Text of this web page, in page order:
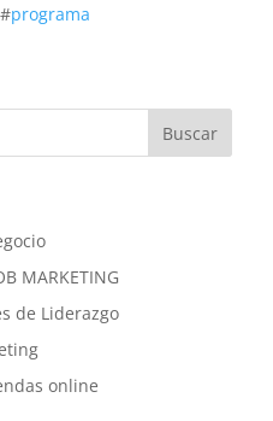
programa
MARKETING
de Liderazgo
online